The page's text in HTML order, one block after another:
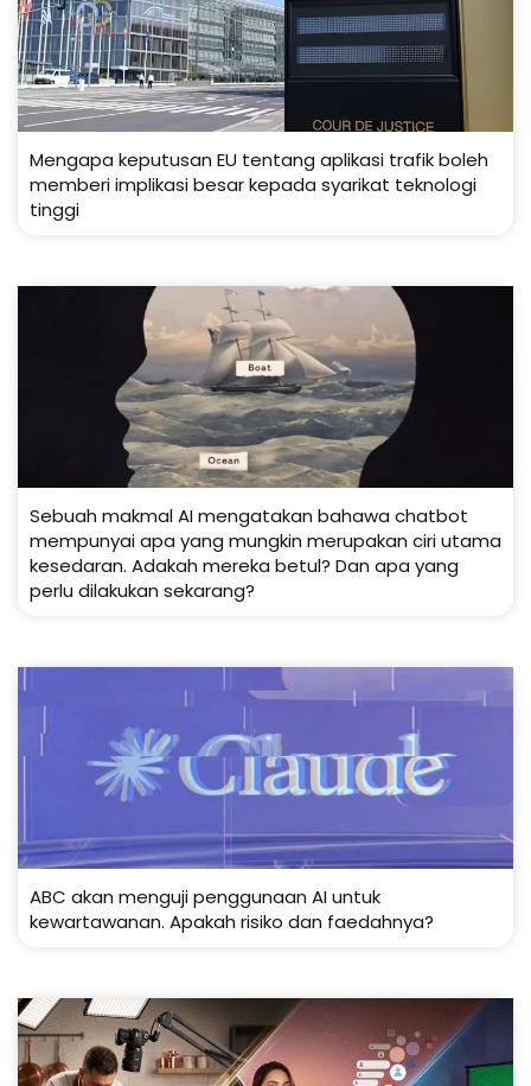
Mengapa keputusan EU tentang aplikasi trafik boleh
memberi implikasi besar kepada syarikat teknologi
tinggi
Sebuah makmal AI mengatakan bahawa chatbot
mempunyai apa yang mungkin merupakan ciri utama
kesedaran. Adakah mereka betul? Dan apa yang
perlu dilakukan sekarang?
ABC akan menguji penggunaan AI untuk
kewartawanan. Apakah risiko dan faedahnya?